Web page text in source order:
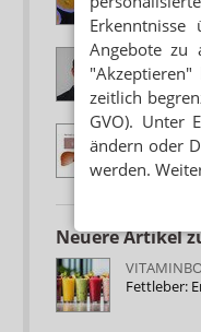
Angebote zu
zeitlich
GVO). Unter
ändern oder
werden.
„Die
Auslöser
Neuere Artikel
Fettleber: